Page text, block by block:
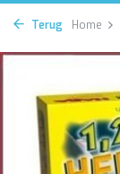
Terug Home